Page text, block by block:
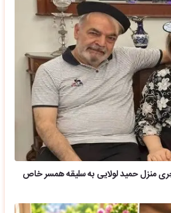
منزل حمید لولایی به سلیقه همسر خاص